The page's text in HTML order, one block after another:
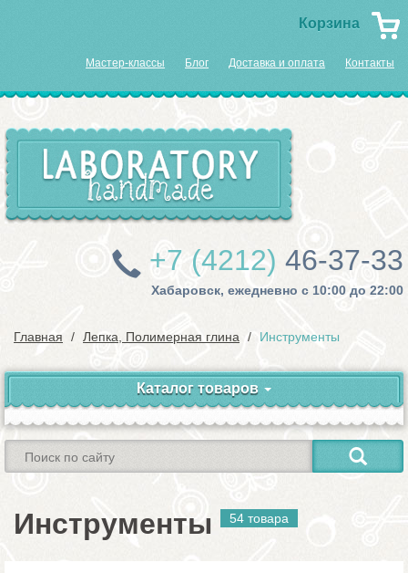
Корзина
Мастер-классы Блог Доставка и оплата Контакты
+7 (4212) 46-37-33
Хабаровск, ежедневно с 10:00 до 22:00
Главная Лепка, Полимерная глина Инструменты
Каталог товаров
Инструменты 54 товара